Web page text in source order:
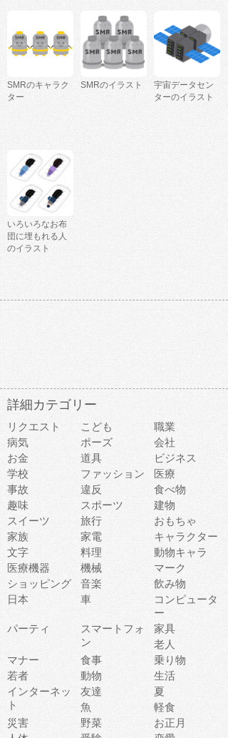
SMRのキャラク
ター
SMRのイラスト
宇宙データセン
ターのイラスト
いろいろなお布
団に埋もれる人
のイラスト
詳細カテゴリー
リクエスト こども
職業
病気
ポーズ
会社
お金
道具
ビジネス
学校
ファッション
医療
事故
違反
食べ物
趣味
スポーツ
建物
スイーツ
旅行
おもちゃ
家族
家電
キャラクター
文字
料理
動物キャラ
医療機器
機械
マーク
ショッピング
音楽
飲み物
日本
車
コンピュータ
ー
パーティ
スマートフォ
ン
家具
老人
マナー
食事
乗り物
若者
動物
生活
インターネッ
ト
友達
夏
魚
軽食
災害
野菜
お正月